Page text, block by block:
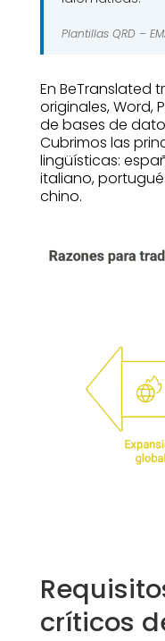
Plantillas QRD –
En BeTranslated
originales, Word,
de bases de
Cubrimos las
lingüísticas:
italiano,
chino.
críticos